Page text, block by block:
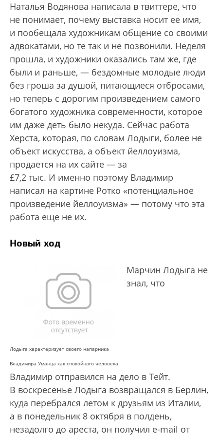
Наталья Водянова написала в твиттере, что
не понимает, почему выставка носит ее имя,
и пообещала художникам общение со своими
адвокатами, но те так и не позвонили. Неделя
прошла, и художники оказались там же, где
были и раньше, — бездомные молодые люди
без гроша за душой, питающиеся отбросами,
но теперь с дорогим произведением самого
богатого художника современности, которое
им даже деть было некуда. Сейчас работа
Херста, которая, по словам Лодыги, более не
объект искусства, а объект йеллоуизма,
продается на их сайте — за
£7,2 тыс. И именно поэтому Владимир
написал на картине Ротко «потенциальное
произведение йеллоуизма» — потому что эта
работа еще не их.
Новый ход
Лодыга характеризует своего напарника
Владимира Уманца как спокойного человека
Марчин Лодыга не
знал, что
Владимир отправился на дело в Тейт.
В воскресенье Лодыга возвращался в Берлин,
куда перебрался летом к друзьям из Италии,
а в понедельник 8 октября в полдень,
незадолго до ареста, он получил e-mail от